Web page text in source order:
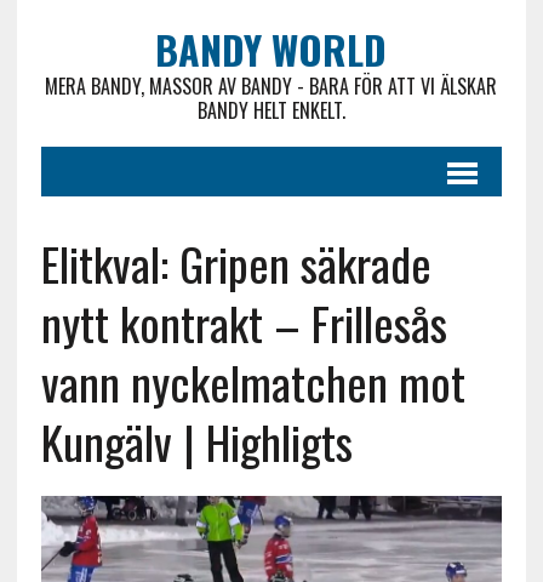
BANDY WORLD
MERA BANDY, MASSOR AV BANDY - BARA FÖR ATT VI ÄLSKAR
BANDY HELT ENKELT.
Elitkval: Gripen säkrade
nytt kontrakt – Frillesås
vann nyckelmatchen mot
Kungälv | Highligts